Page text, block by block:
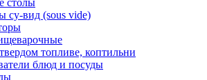
столы
су-вид (sous vide)
топливе, коптильни
блюд и посуды